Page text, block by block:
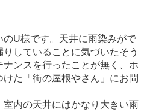
U様です。天井に雨染みがで
していることに気づいたそう
ンスを行ったことが無く、ホ
た「街の屋根やさん」にお問
内の天井にはかなり大きい雨